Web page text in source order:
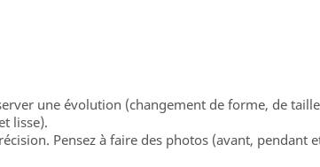
une évolution (changement de forme, de
lisse).
Pensez à faire des photos (avant, pendant